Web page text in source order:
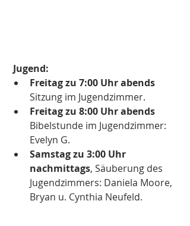
Jugend:
Freitag zu 7:00 Uhr abends
Sitzung im Jugendzimmer.
Freitag zu 8:00 Uhr abends
Bibelstunde im Jugendzimmer:
Evelyn G.
Samstag zu 3:00 Uhr
nachmittags, Säuberung des
Jugendzimmers: Daniela Moore,
Bryan u. Cynthia Neufeld.